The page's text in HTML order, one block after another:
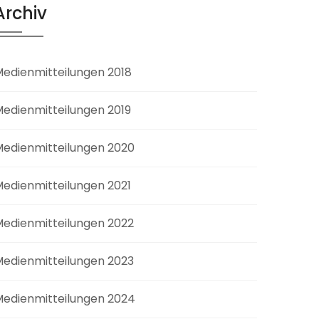
2018
2019
2020
2021
2022
2023
2024